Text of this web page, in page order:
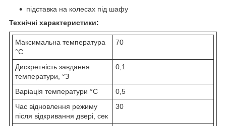
підставка на колесах під шафу
Технічні характеристики:
Максимальна температура
°C
70
Дискретність завдання
температури, °З
0,1
Варіація температури °С
0,5
Час відновлення режиму
після відкривання двері, сек
30